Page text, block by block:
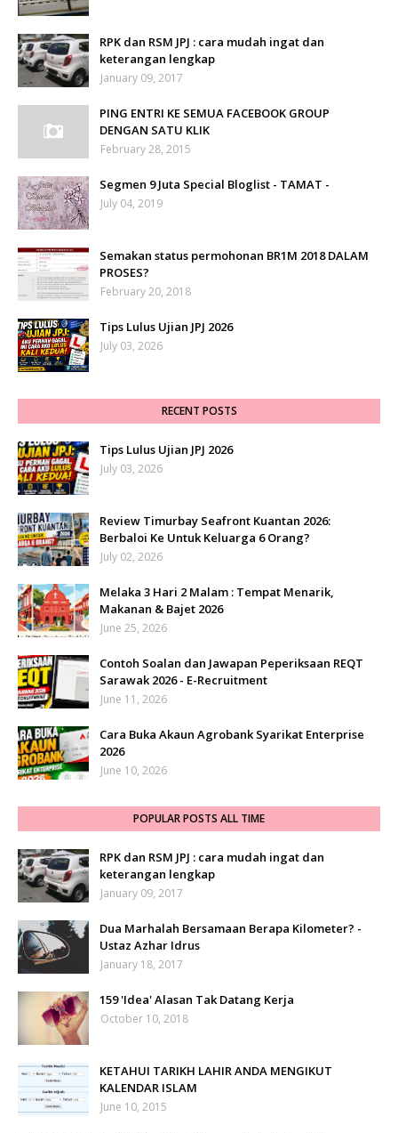
RPK dan RSM JPJ : cara mudah ingat dan
keterangan lengkap
January 09, 2017
PING ENTRI KE SEMUA FACEBOOK GROUP
DENGAN SATU KLIK
February 28, 2015
Segmen 9 Juta Special Bloglist - TAMAT -
July 04, 2019
Semakan status permohonan BR1M 2018 DALAM
PROSES?
February 20, 2018
Tips Lulus Ujian JPJ 2026
July 03, 2026
RECENT POSTS
Tips Lulus Ujian JPJ 2026
July 03, 2026
Review Timurbay Seafront Kuantan 2026:
Berbaloi Ke Untuk Keluarga 6 Orang?
July 02, 2026
Melaka 3 Hari 2 Malam : Tempat Menarik,
Makanan & Bajet 2026
June 25, 2026
Contoh Soalan dan Jawapan Peperiksaan REQT
Sarawak 2026 - E-Recruitment
June 11, 2026
Cara Buka Akaun Agrobank Syarikat Enterprise
2026
June 10, 2026
POPULAR POSTS ALL TIME
RPK dan RSM JPJ : cara mudah ingat dan
keterangan lengkap
January 09, 2017
Dua Marhalah Bersamaan Berapa Kilometer? -
Ustaz Azhar Idrus
January 18, 2017
159 'Idea' Alasan Tak Datang Kerja
October 10, 2018
KETAHUI TARIKH LAHIR ANDA MENGIKUT
KALENDAR ISLAM
June 10, 2015